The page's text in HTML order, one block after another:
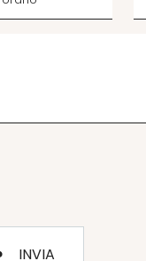
INVIA